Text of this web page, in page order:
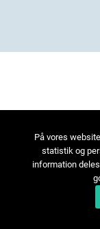
På vores
statistik og
information